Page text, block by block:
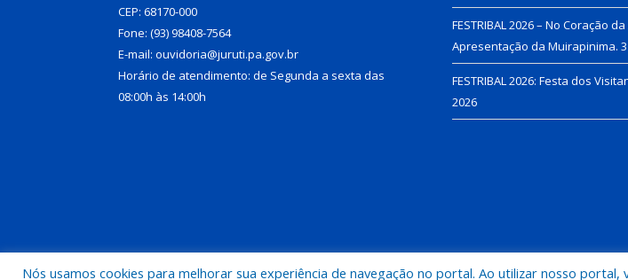
CEP: 68170-000
Fone: (93) 98408-7564
E-mail: ouvidoria@juruti.pa.gov.br
Horário de atendimento: de Segunda a sexta das
08:00h às 14:00h
FESTRIBAL 2026 – No Coração
Apresentação da Muirapinima.
FESTRIBAL 2026: Festa dos
2026
Nós usamos cookies para melhorar sua experiência de navegação no portal. Ao utilizar nosso portal,